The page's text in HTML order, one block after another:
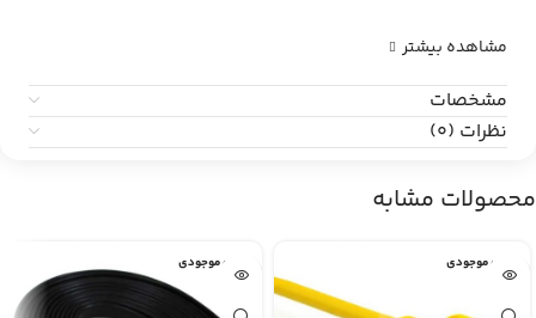
مشاهده بیشتر
مشخصات
نظرات (0)
محصولات مشابه
اتمام موجودی اتمام موجودی